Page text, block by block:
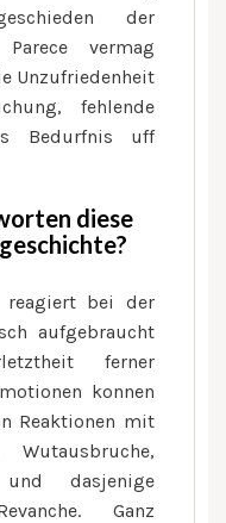
der
Parece vermag
Unzufriedenheit
fehlende
Bedurfnis uff
diese
reagiert bei der
aufgebraucht
ferner
konnen
Reaktionen mit
dasjenige
Ganz